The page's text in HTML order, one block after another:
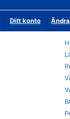
Ditt konto